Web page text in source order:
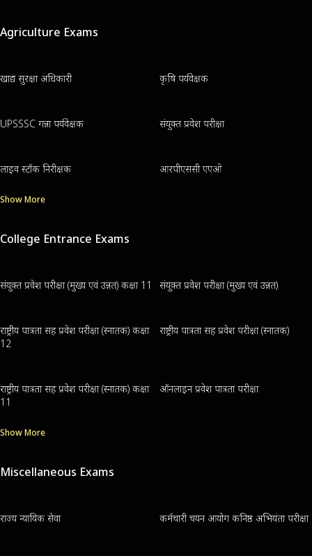
Agriculture Exams
खाद्य सुरक्षा अधिकारी कृषि पर्यवेक्षक
UPSSSC गन्ना पर्यवेक्षक संयुक्त प्रवेश परीक्षा
लाइव स्टॉक निरीक्षक आरपीएससी एएओ
Show More
College Entrance Exams
संयुक्त प्रवेश परीक्षा (मुख्य एवं उन्नत) कक्षा 11 संयुक्त प्रवेश परीक्षा (मुख्य एवं उन्नत)
राष्ट्रीय पात्रता सह प्रवेश परीक्षा (स्नातक) कक्षा
12
राष्ट्रीय पात्रता सह प्रवेश परीक्षा (स्नातक)
राष्ट्रीय पात्रता सह प्रवेश परीक्षा (स्नातक) कक्षा
11
ऑनलाइन प्रवेश पात्रता परीक्षा
Show More
Miscellaneous Exams
राज्य न्यायिक सेवा कर्मचारी चयन आयोग कनिष्ठ अभियंता परीक्षा